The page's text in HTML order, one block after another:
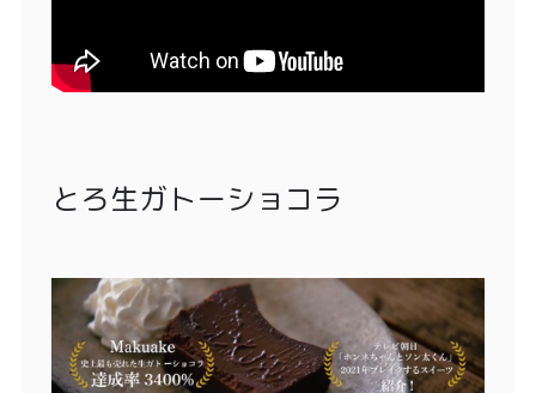
とろ生ガトーショコラ